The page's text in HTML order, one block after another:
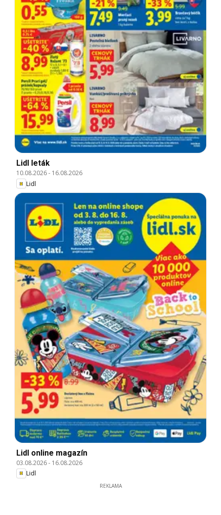
Lidl leták
10.08.2026- 16.08.2026
Lidl
Lidl online magazín
03.08.2026- 16.08.2026
Lidl
REKLAMA